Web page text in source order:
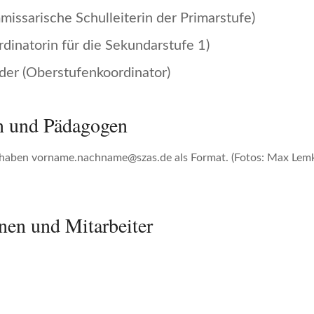
Schulleiterin der Primarstufe)
für die Sekundarstufe 1)
(Oberstufenkoordinator)
und Pädagogen
vorname.nachname@szas.de als Format. (Fotos: Max
und Mitarbeiter